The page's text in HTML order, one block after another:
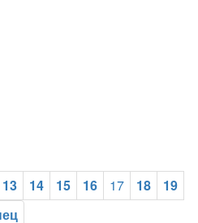
13 14 15 16 17 18
19